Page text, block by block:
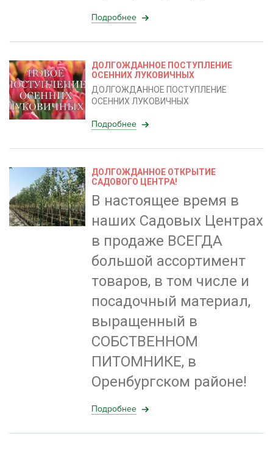
Подробнее
ДОЛГОЖДАННОЕ ПОСТУПЛЕНИЕ
ОСЕННИХ ЛУКОВИЧНЫХ
ДОЛГОЖДАННОЕ ПОСТУПЛЕНИЕ
ОСЕННИХ ЛУКОВИЧНЫХ
Подробнее
ДОЛГОЖДАННОЕ ОТКРЫТИЕ
САДОВОГО ЦЕНТРА!
В настоящее время в
наших Садовых Центрах
в продаже ВСЕГДА
большой ассортимент
товаров, в том числе и
посадочный материал,
выращенный в
СОБСТВЕННОМ
ПИТОМНИКЕ, в
Оренбургском районе!
Подробнее